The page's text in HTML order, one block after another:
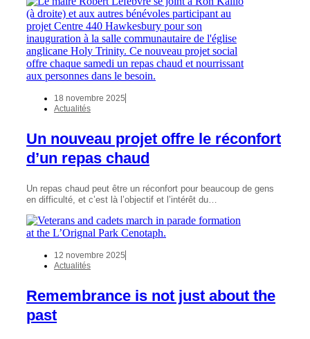
18 novembre 2025
Actualités
Un nouveau projet offre le réconfort
d’un repas chaud
Un repas chaud peut être un réconfort pour beaucoup de gens
en difficulté, et c’est là l’objectif et l’intérêt du…
12 novembre 2025
Actualités
Remembrance is not just about the
past